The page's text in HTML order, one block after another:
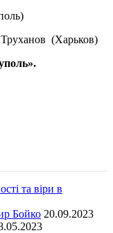
(Харьков)
та віри в
Бойко 20.09.2023